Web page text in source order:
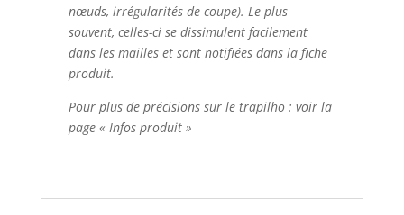
nœuds, irrégularités de coupe). Le plus
souvent, celles-ci se dissimulent facilement
dans les mailles et sont notifiées dans la fiche
produit.
Pour plus de précisions sur le trapilho : voir la
page « Infos produit »